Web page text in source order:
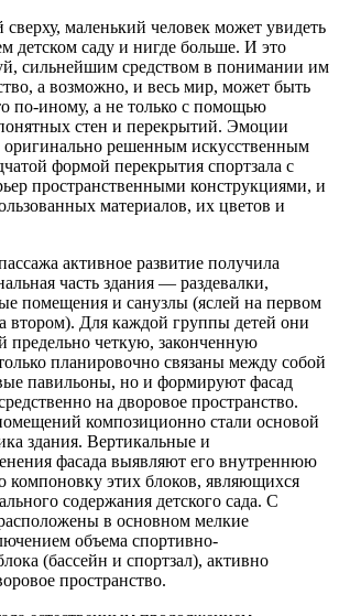
маленький человек может увидеть
детском саду и нигде больше. И это
сильнейшим средством в понимании им
а возможно, и весь мир, может быть
по-иному, а не только с помощью
стен и перекрытий. Эмоции
решенным искусственным
формой перекрытия спортзала с
пространственными конструкциями, и
материалов, их цветов и
активное развитие получила
часть здания — раздевалки,
помещения и санузлы (яслей на первом
втором). Для каждой группы детей они
предельно четкую, законченную
планировочно связаны между собой
павильоны, но и формируют фасад
на дворовое пространство.
композиционно стали основой
здания. Вертикальные и
фасада выявляют его внутреннюю
компоновку этих блоков, являющихся
содержания детского сада. С
в основном мелкие
объема спортивно-
(бассейн и спортзал), активно
пространство.